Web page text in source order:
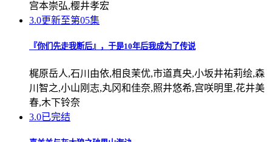
宫本崇弘,樱井孝宏
3.0更新至第05集
『你们先走我断后』，于是10年后我成为了传说
梶原岳人,石川由依,相良茉优,市道真央,小坂井祐莉绘,森
川智之,小山刚志,丸冈和佳奈,照井悠希,宫咲明里,花井美
春,木下铃奈
3.0已完结